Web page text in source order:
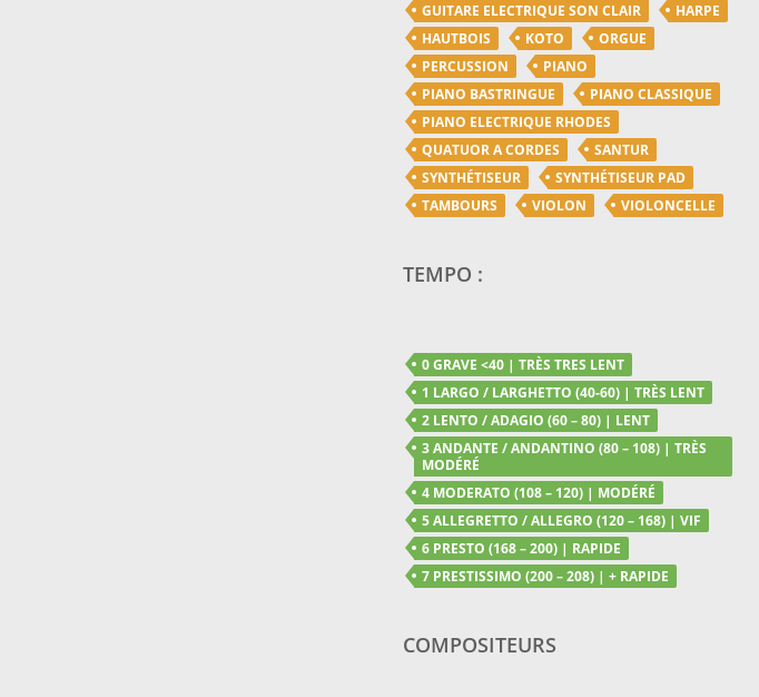
GUITARE ELECTRIQUE SON CLAIR
HARPE
HAUTBOIS
KOTO
ORGUE
PERCUSSION
PIANO
PIANO BASTRINGUE
PIANO CLASSIQUE
PIANO ELECTRIQUE RHODES
QUATUOR A CORDES
SANTUR
SYNTHÉTISEUR
SYNTHÉTISEUR PAD
TAMBOURS
VIOLON VIOLONCELLE
TEMPO :
0 GRAVE <40 | TRÈS TRES LENT
1 LARGO / LARGHETTO (40-60) | TRÈS LENT
2 LENTO / ADAGIO (60 – 80) | LENT
3 ANDANTE / ANDANTINO (80 – 108) | TRÈS
MODÉRÉ
4 MODERATO (108 – 120) | MODÉRÉ
5 ALLEGRETTO / ALLEGRO (120 – 168) | VIF
6 PRESTO (168 – 200) | RAPIDE
7 PRESTISSIMO (200 – 208) | + RAPIDE
COMPOSITEURS